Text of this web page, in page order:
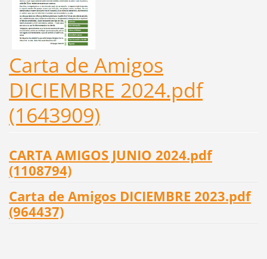
Carta de Amigos
DICIEMBRE 2024.pdf
(1643909)
CARTA AMIGOS JUNIO 2024.pdf
(1108794)
Carta de Amigos DICIEMBRE 2023.pdf
(964437)